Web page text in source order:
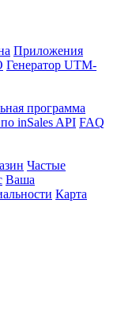
Приложения
Генератор UTM-
программа
inSales API FAQ
Частые
Ваша
Карта